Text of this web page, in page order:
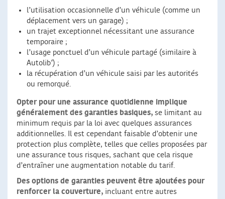
l’utilisation occasionnelle d’un véhicule (comme un
déplacement vers un garage) ;
un trajet exceptionnel nécessitant une assurance
temporaire ;
l’usage ponctuel d’un véhicule partagé (similaire à
Autolib’) ;
la récupération d’un véhicule saisi par les autorités
ou remorqué.
Opter pour une assurance quotidienne implique
généralement des garanties basiques, se limitant au
minimum requis par la loi avec quelques assurances
additionnelles. Il est cependant faisable d’obtenir une
protection plus complète, telles que celles proposées par
une assurance tous risques, sachant que cela risque
d’entraîner une augmentation notable du tarif.
Des options de garanties peuvent être ajoutées pour
renforcer la couverture, incluant entre autres